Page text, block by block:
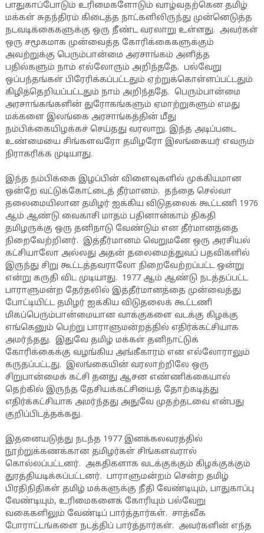
பாதுகாப்போடும் உரிமைகளோடும் வாழ்வதற்கென தமிழ்
மக்கள் சுதந்திரம் கிடைத்த நாட்களிலிருந்து முன்னெடுத்த
நடவடிக்கைகளுக்கு ஒரு நீண்ட வரலாறு உள்ளது. அவர்கள்
ஒரு சமூகமாக முன்வைத்த கோரிக்கைகளுக்கும்
அவற்றுக்கு பெரும்பான்மை அரசாங்கம் அளித்த
பதில்களும் நாம் எல்லோரும் அறிந்ததே. பல்வேறு
ஒப்பந்தங்கள் பிரேரிக்கப்பட்டதும் ஏற்றுக்கொள்ளப்பட்டதும்
கிழித்தெறியப்பட்டதும் நாம் அறிந்ததே. பெரும்பான்மை
அரசாங்கங்களின் துரோகங்களும் ஏமாற்றுகளும் எமது
மக்களை இலங்கை அரசாங்கத்தின் மீது
நம்பிக்கையிழக்கச் செய்தது வரலாறு. இந்த அடிப்படை
உண்மையை சிங்களவரோ தமிழரோ இலங்கையர் எவரும்
நிராகரிக்க முடியாது.
இந்த நம்பிக்கை இழப்பின் விளைவுகளில் முக்கியமான
ஒன்றே வட்டுக்கோட்டைத் தீர்மானம். தந்தை செல்வா
தலைமையிலான தமிழர் ஐக்கிய விடுதலைக் கூட்டணி 1976
ஆம் ஆண்டு வைகாசி மாதம் பதினான்காம் திகதி
தமிழருக்கு ஒரு தனிநாடு வேண்டும் என தீர்மானத்தை
நிறைவேற்றினர். இத்தீர்மானம் வெறுமனே ஒரு அரசியல்
கட்சியாலோ அல்லது அதன் தலைமைத்துவப் பதவிகளில்
இருந்து சிறு கூட்டத்தவராலோ நிறைவேற்றப்பட்ட ஒன்று
என்று கருதி விட முடியாது. 1977 ஆம் ஆண்டு நடத்தப்பட்ட
பாராளுமன்ற தேர்தலில் இத்தீர்மானத்தை முன்வைத்து
போட்டியிட்ட தமிழர் ஐக்கிய விடுதலைக் கூட்டணி
மிகப்பெரும்பான்மையான வாக்குகளை வடக்கு கிழக்கு
எங்கெனும் பெற்று பாராளுமன்றத்தில் எதிர்க்கட்சியாக
அமர்ந்தது. இதுவே தமிழ் மக்கள் தனிநாட்டுக்
கோரிக்கைக்கு வழங்கிய அங்கீகாரம் என எல்லோராலும்
கருதப்பட்டது. இலங்கையின் வரலாற்றிலே ஒரு
சிறுபான்மைக் கட்சி தனது ஆசன எண்ணிக்கையால்
தெற்கில் இருந்த தேசியக்கட்சியைத் தோற்கடித்து
எதிர்க்கட்சியாக அமர்ந்தது அதுவே முதற்தடவை என்பது
குறிப்பிடத்தக்கது.
இதனையடுத்து நடந்த 1977 இனக்கலவரத்தில்
நூற்றுக்கணக்கான தமிழர்கள் சிங்களவரால்
கொல்லப்பட்டனர். அகதிகளாக வடக்குக்கும் கிழக்குக்கும்
துரத்தியடிக்கப்பட்டனர். பாராளுமன்றம் சென்ற தமிழ்
பிரதிநிதிகள் தமிழ் மக்களுக்கு நீதி வேண்டியும், பாதுகாப்பு
வேண்டியும், உரிமைகளைக் கோரியும் பல்வேறு
வகைகளிலும் வேண்டிப் பார்த்தார்கள். சாத்வீக
போராட்டங்களை நடத்திப் பார்த்தார்கள். அவர்களின் எந்த